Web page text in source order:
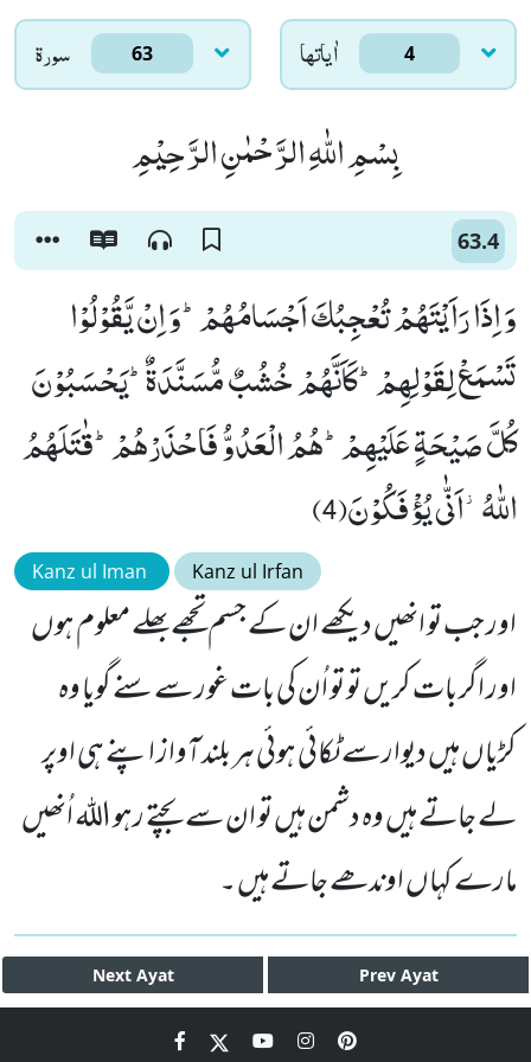
سورۃ 63 اٰياتها 4
بِسْمِ اللّٰهِ الرَّحْمٰنِ الرَّحِیْمِ
63.4
وَ اِذَا رَاَیْتَهُمْ تُعْجِبُكَ اَجْسَامُهُمْؕ-وَ اِنْ یَّقُوْلُوْا
تَسْمَعْ لِقَوْلِهِمْؕ-كَاَنَّهُمْ خُشُبٌ مُّسَنَّدَةٌؕ-یَحْسَبُوْنَ
كُلَّ صَیْحَةٍ عَلَیْهِمْؕ-هُمُ الْعَدُوُّ فَاحْذَرْهُمْؕ-قٰتَلَهُمُ
اللّٰهُ٘-اَنّٰى یُؤْفَكُوْنَ(4)
Kanz ul Iman Kanz ul Irfan
اور جب تو انھیں دیکھے ان کے جسم تجھے بھلے معلوم ہوں
اور اگر بات کریں تو تو اُن کی بات غور سے سنے گویا وہ
کڑیاں ہیں دیوار سے ٹکائی ہوئی ہر بلند آواز اپنے ہی اوپر
لے جاتے ہیں وہ دشمن ہیں تو ان سے بچتے رہو اللہ اُنھیں
مارے کہاں اوندھے جاتے ہیں ۔
Next Ayat Prev Ayat